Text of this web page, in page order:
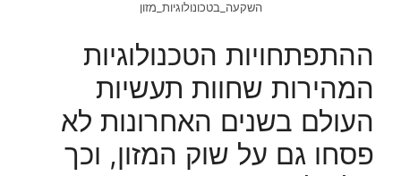
השקעה_בטכונולוגיות_מזון
ההתפתחויות הטכנולוגיות
המהירות שחוות תעשיות
העולם בשנים האחרונות לא
פסחו גם על שוק המזון, וכך